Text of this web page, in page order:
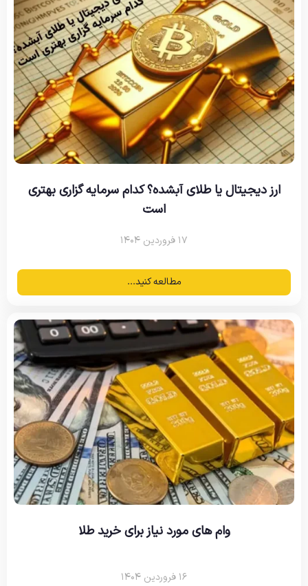
ارز دیجیتال یا طلای آبشده؟ کدام سرمایه گزاری بهتری
است
۱۷ فروردین ۱۴۰۴
مطالعه کنید...
وام های مورد نیاز برای خرید طلا
۱۶ فروردین ۱۴۰۴